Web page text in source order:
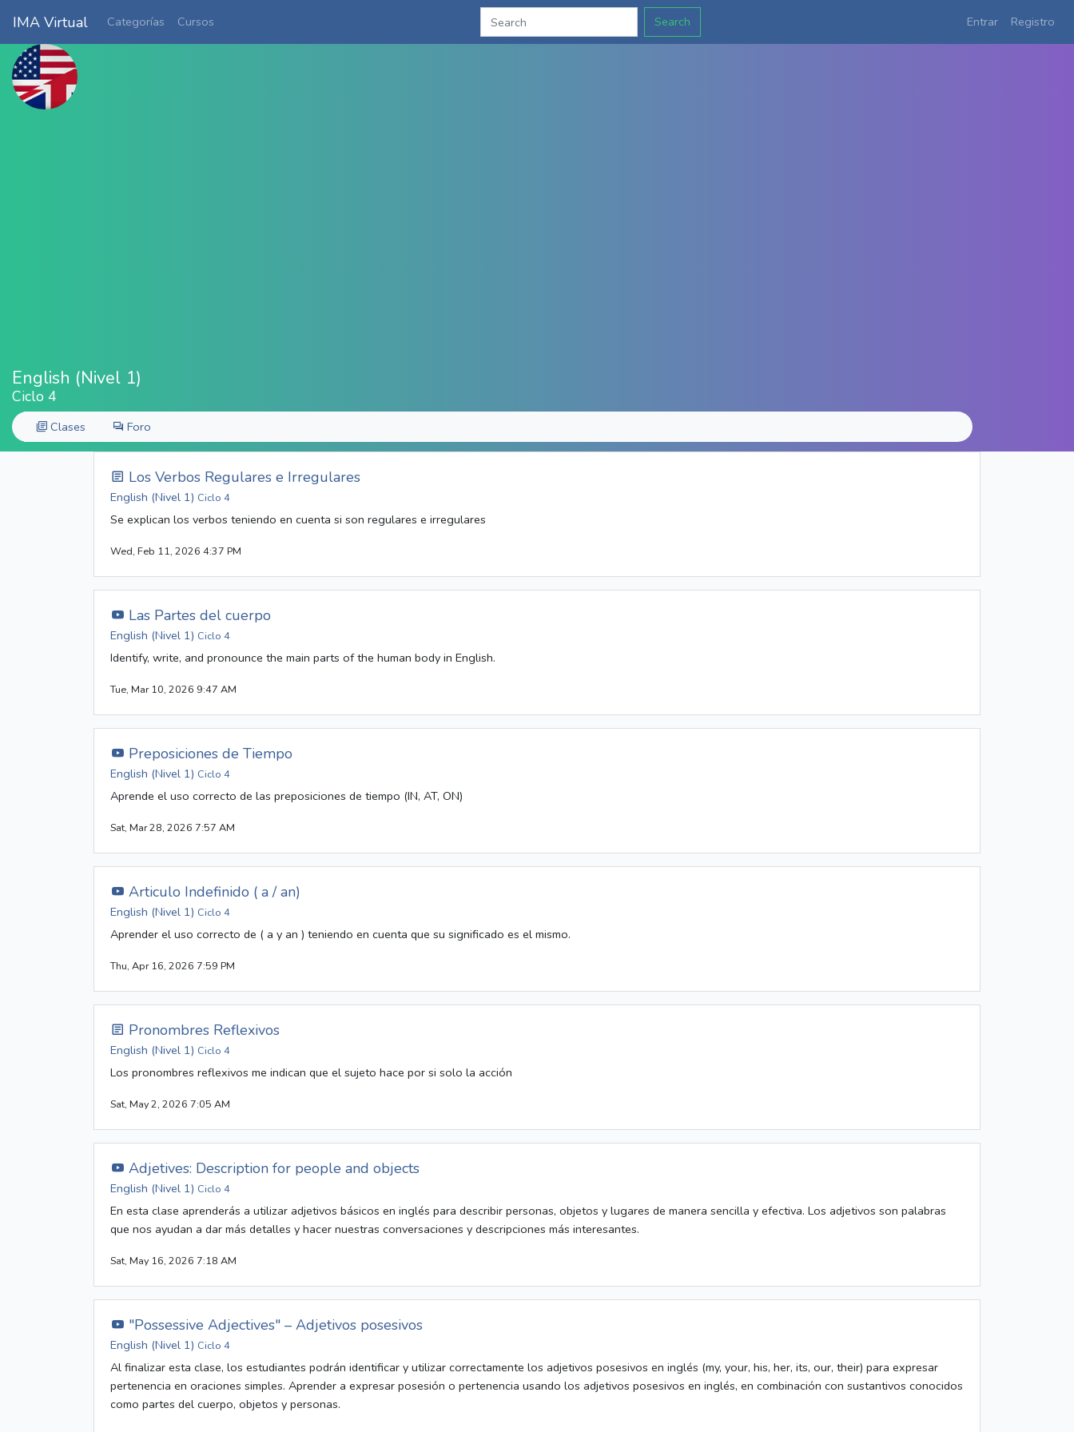
IMA Virtual Categorías Cursos Search Entrar Registro
English (Nivel 1)
Ciclo 4
Clases Foro
Los Verbos Regulares e Irregulares
English (Nivel 1) Ciclo 4
Se explican los verbos teniendo en cuenta si son regulares e irregulares
Wed, Feb 11, 2026 4:37 PM
Las Partes del cuerpo
English (Nivel 1) Ciclo 4
Identify, write, and pronounce the main parts of the human body in English.
Tue, Mar 10, 2026 9:47 AM
Preposiciones de Tiempo
English (Nivel 1) Ciclo 4
Aprende el uso correcto de las preposiciones de tiempo (IN, AT, ON)
Sat, Mar 28, 2026 7:57 AM
Articulo Indefinido ( a / an)
English (Nivel 1) Ciclo 4
Aprender el uso correcto de ( a y an ) teniendo en cuenta que su significado es el mismo.
Thu, Apr 16, 2026 7:59 PM
Pronombres Reflexivos
English (Nivel 1) Ciclo 4
Los pronombres reflexivos me indican que el sujeto hace por si solo la acción
Sat, May 2, 2026 7:05 AM
Adjetives: Description for people and objects
English (Nivel 1) Ciclo 4
En esta clase aprenderás a utilizar adjetivos básicos en inglés para describir personas, objetos y lugares de manera sencilla y efectiva. Los adjetivos son palabras
que nos ayudan a dar más detalles y hacer nuestras conversaciones y descripciones más interesantes.
Sat, May 16, 2026 7:18 AM
"Possessive Adjectives" – Adjetivos posesivos
English (Nivel 1) Ciclo 4
Al finalizar esta clase, los estudiantes podrán identificar y utilizar correctamente los adjetivos posesivos en inglés (my, your, his, her, its, our, their) para expresar
pertenencia en oraciones simples. Aprender a expresar posesión o pertenencia usando los adjetivos posesivos en inglés, en combinación con sustantivos conocidos
como partes del cuerpo, objetos y personas.